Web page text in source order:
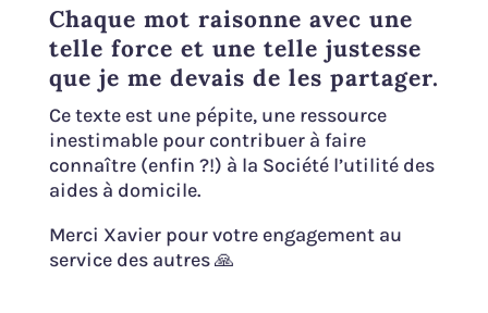
Chaque mot raisonne avec une
telle force et une telle justesse
que je me devais de les partager.
Ce texte est une pépite, une ressource
inestimable pour contribuer à faire
connaître (enfin ?!) à la Société l’utilité des
aides à domicile.
Merci Xavier pour votre engagement au
service des autres 🙏